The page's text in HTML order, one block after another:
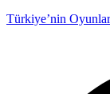
Türkiye’nin